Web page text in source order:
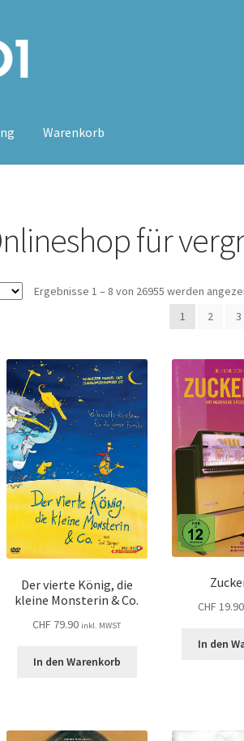
Warenkorb
für
Ergebnisse 1 – 8 von 26955 werden
1 2 3
Der vierte König, die
kleine Monsterin & Co.
CHF 79.90 inkl. MWST
In den Warenkorb
CHF 19.90
In den